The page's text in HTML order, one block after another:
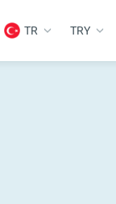
TR TRY